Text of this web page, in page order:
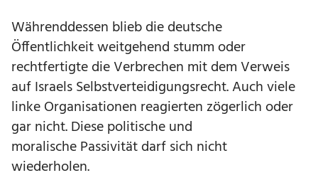
Währenddessen blieb die deutsche
Öffentlichkeit weitgehend stumm oder
rechtfertigte die Verbrechen mit dem Verweis
auf Israels Selbstverteidigungsrecht. Auch viele
linke Organisationen reagierten zögerlich oder
gar nicht. Diese politische und
moralische Passivität darf sich nicht
wiederholen.